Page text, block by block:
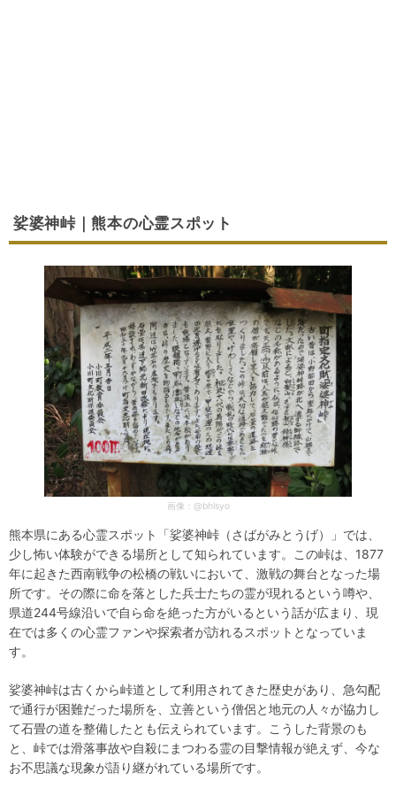
娑婆神峠｜熊本の心霊スポット
画像：@bhlsyo
熊本県にある心霊スポット「娑婆神峠（さばがみとうげ）」では、
少し怖い体験ができる場所として知られています。この峠は、1877
年に起きた西南戦争の松橋の戦いにおいて、激戦の舞台となった場
所です。その際に命を落とした兵士たちの霊が現れるという噂や、
県道244号線沿いで自ら命を絶った方がいるという話が広まり、現
在では多くの心霊ファンや探索者が訪れるスポットとなっていま
す。
娑婆神峠は古くから峠道として利用されてきた歴史があり、急勾配
で通行が困難だった場所を、立善という僧侶と地元の人々が協力し
て石畳の道を整備したとも伝えられています。こうした背景のも
と、峠では滑落事故や自殺にまつわる霊の目撃情報が絶えず、今な
お不思議な現象が語り継がれている場所です。